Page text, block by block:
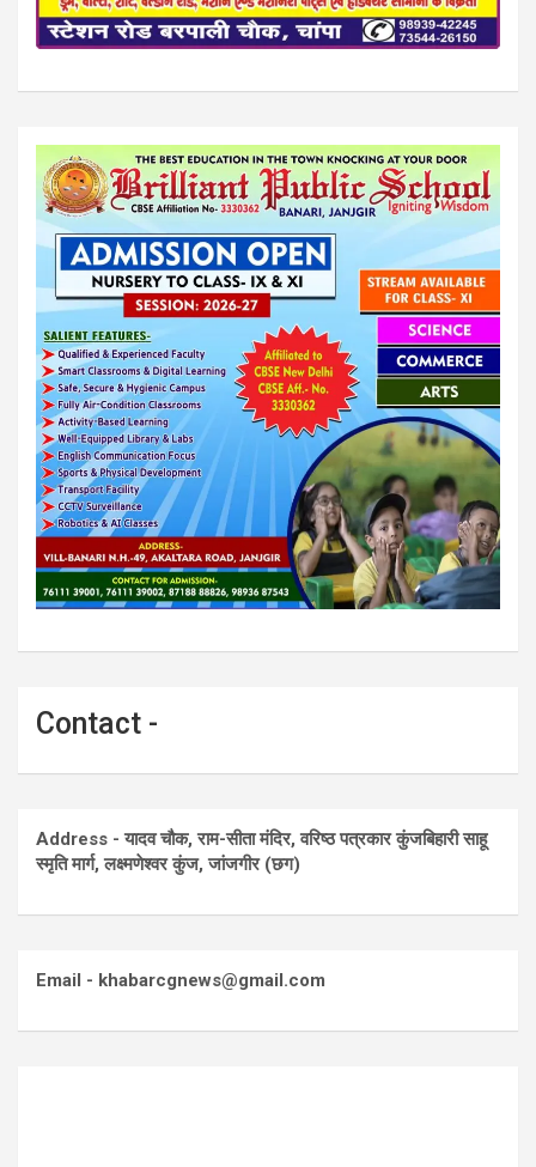
Contact -
Address - यादव चौक, राम-सीता मंदिर, वरिष्ठ पत्रकार कुंजबिहारी साहू
स्मृति मार्ग, लक्ष्मणेश्वर कुंज, जांजगीर (छग)
Email - khabarcgnews@gmail.com